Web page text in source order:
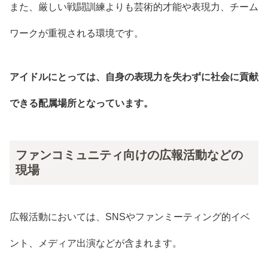
また、厳しい戦闘訓練よりも芸術的才能や表現力、チーム
ワークが重視される環境です。
アイドルにとっては、自身の表現力を失わずに社会に貢献
できる配属場所となっています。
ファンコミュニティ向けの広報活動などの
現場
広報活動においては、SNSやファンミーティング的イベ
ント、メディア出演などが含まれます。